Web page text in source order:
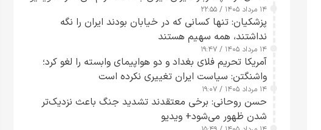
۱۴ مرداد ۱۴۰۵ / ۲۲:۵۵
پزشکیان: تنها کسانی که در خیابان بودند ایران را نگه
نداشتند، همه سهیم هستند
۱۴ مرداد ۱۴۰۵ / ۱۹:۴۷
آمریکا تحریم فلای بغداد و دو هواپیمای وابسته را لغو کرد؛
واشنگتن: سیاست ایران تغییری نکرده است
۱۴ مرداد ۱۴۰۵ / ۱۹:۰۷
حسن روحانی: برخی معتقدند تشدید جنگ باعث نزدیک‌تر
شدن ظهور می‌شود+ ویدیو